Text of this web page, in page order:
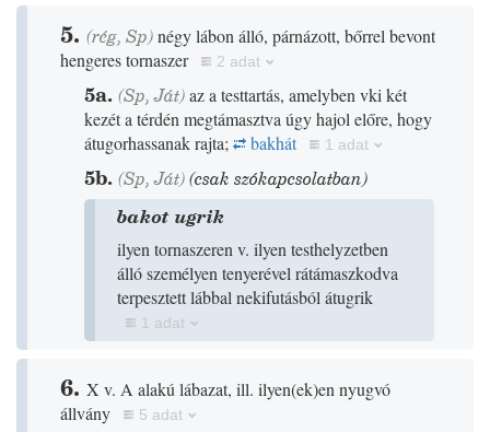
5. (rég, Sp)négy lábon álló, párnázott, bőrrel bevont
hengeres tornaszer
2 adat
5a. (Sp,Ját)az a testtartás, amelyben vki két
kezét a térdén megtámasztva úgy hajol előre, hogy
átugorhassanak rajta;
bakhát 1 adat
5b. (Sp,Ját)(csak szókapcsolatban)
bakot ugrik
ilyen tornaszeren v. ilyen testhelyzetben
álló személyen tenyerével rátámaszkodva
terpesztett lábbal nekifutásból átugrik
1 adat
6. X v. A alakú lábazat, ill. ilyen(ek)en nyugvó
állvány
5 adat